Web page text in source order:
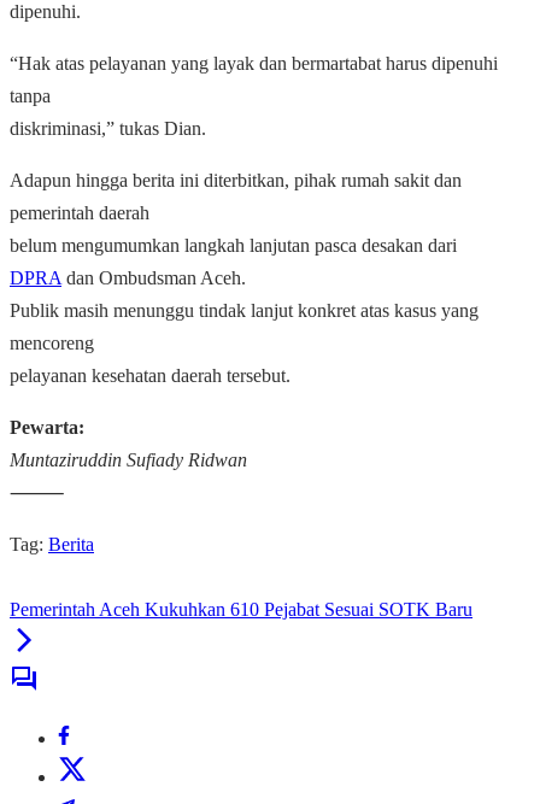
dipenuhi.
“Hak atas pelayanan yang layak dan bermartabat harus dipenuhi
tanpa
diskriminasi,” tukas Dian.
Adapun hingga berita ini diterbitkan, pihak rumah sakit dan
pemerintah daerah
belum mengumumkan langkah lanjutan pasca desakan dari
DPRA dan Ombudsman Aceh.
Publik masih menunggu tindak lanjut konkret atas kasus yang
mencoreng
pelayanan kesehatan daerah tersebut.
Pewarta:
Muntaziruddin Sufiady Ridwan
⸻
Tag: Berita
Pemerintah Aceh Kukuhkan 610 Pejabat Sesuai SOTK Baru